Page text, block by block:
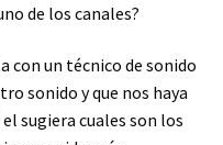
de los canales?
con un técnico de sonido
sonido y que nos haya
sugiera cuales son los